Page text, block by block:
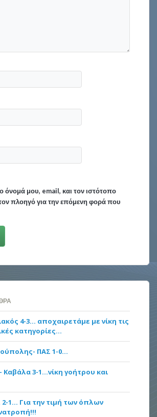
όνομά μου, email, και τον ιστότοπο
πλοηγό για την επόμενη φορά που
4-3… αποχαιρετάμε με νίκη τις
κατηγορίες…
ΠΑΣ 1-0…
Καβάλα 3-1…νίκη γοήτρου και
1… Για την τιμή των όπλων